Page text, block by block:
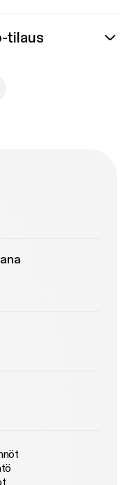
tilaus